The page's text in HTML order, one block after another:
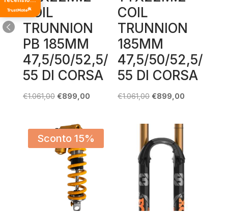
COIL
TRUNNION
PB 185MM
47,5/50/52,5/
55 DI CORSA
€1.061,00 Il
originale
era:
€1.061,00.
€899,00Il
è:
€899,00.
COIL
TRUNNION
185MM
47,5/50/52,5/
55 DI CORSA
€1.061,00 Il
originale
€1.061,00.
€899,00
Sconto 15%
di tutti i